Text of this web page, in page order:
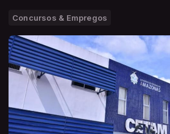
Concursos & Empregos